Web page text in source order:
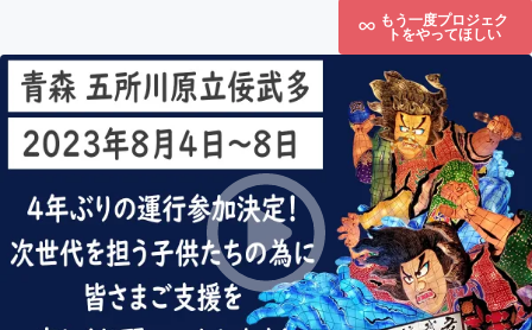
もう一度プロジェク
トをやってほしい